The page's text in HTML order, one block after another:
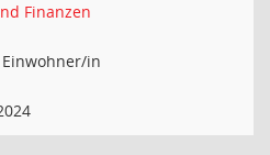
Finanzen
Einwohner/in